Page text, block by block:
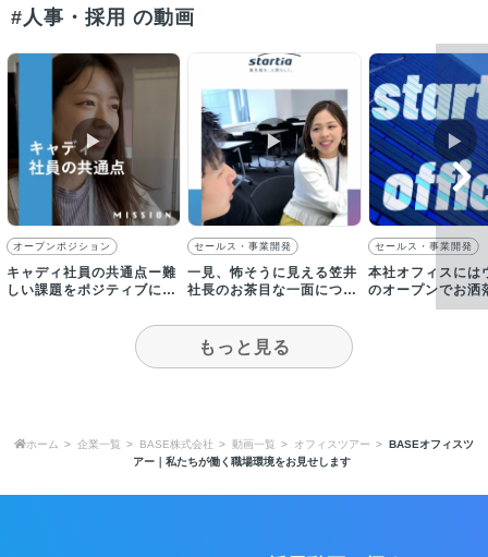
#人事・採用 の動画
▶︎
オープンポジション
キャディ社員の共通点ー難
しい課題をポジティブにと
▶︎
セールス・事業開発
一見、怖そうに見える笠井
社長のお茶目な一面につい
▶︎
セールス・事業開発
本社オフィスには
のオープンでお洒
ースが！ご来社の
もっと見る
ホーム 企業一覧 BASE株式会社 動画一覧 オフィスツアー
BASEオフィスツ
アー｜私たちが働く職場環境をお見せします